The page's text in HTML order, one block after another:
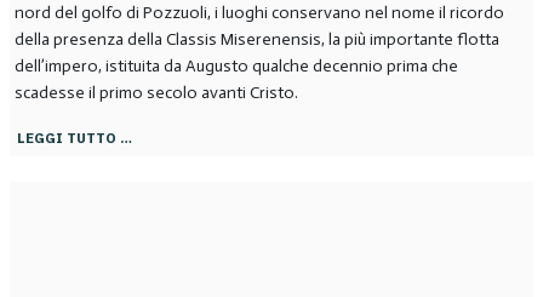
nord del golfo di Pozzuoli, i luoghi conservano nel nome il ricordo
della presenza della Classis Miserenensis, la più importante flotta
dell’impero, istituita da Augusto qualche decennio prima che
scadesse il primo secolo avanti Cristo.
LEGGI TUTTO …